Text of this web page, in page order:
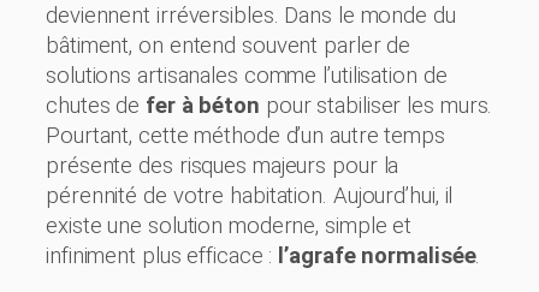
deviennent irréversibles. Dans le monde du
bâtiment, on entend souvent parler de
solutions artisanales comme l’utilisation de
chutes de fer à béton pour stabiliser les murs.
Pourtant, cette méthode d’un autre temps
présente des risques majeurs pour la
pérennité de votre habitation. Aujourd’hui, il
existe une solution moderne, simple et
infiniment plus efficace : l’agrafe normalisée.